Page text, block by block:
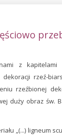
z kapitelami
rzeź-
rzeźbionej
duży obraz św.
„(...) ligneum